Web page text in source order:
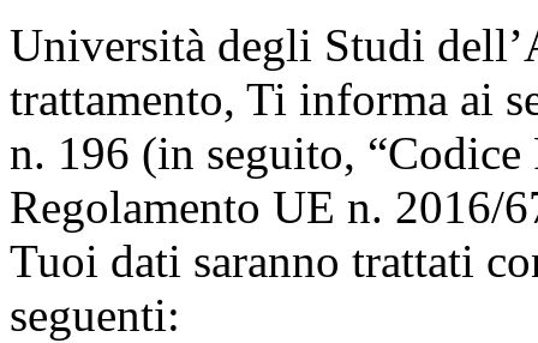
Università degli Studi
trattamento, Ti informa ai
n. 196 (in seguito, “Codice
Regolamento UE n. 2016/
Tuoi dati saranno trattati
seguenti: